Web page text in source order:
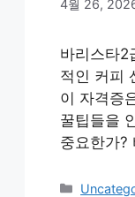
4월 26,
바리스타2
적인 커피
이 자격증
꿀팁들을
중요한가?
카